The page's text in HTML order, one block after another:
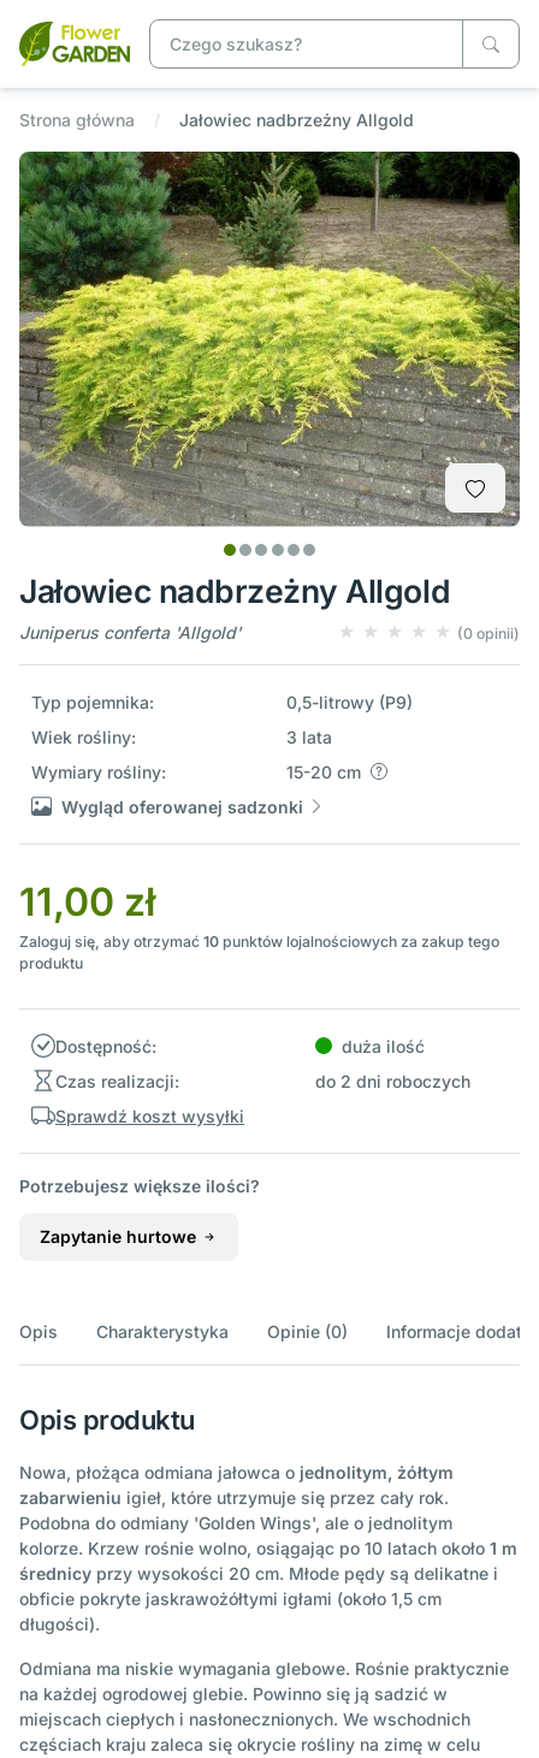
Strona główna Jałowiec nadbrzeżny Allgold
Jałowiec nadbrzeżny Allgold
Juniperus conferta 'Allgold' (0 opinii)
Typ pojemnika:
0,5-litrowy (P9)
Wiek rośliny:
3 lata
Wymiary rośliny:
15-20 cm
Wygląd oferowanej sadzonki
11,00 zł
Zaloguj się, aby otrzymać 10 punktów lojalnościowych za zakup tego
produktu
Dostępność:
duża ilość
Czas realizacji:
do 2 dni roboczych
Sprawdź koszt wysyłki
Potrzebujesz większe ilości?
Zapytanie hurtowe
Opis Charakterystyka Opinie (0) Informacje
Opis produktu
Nowa, płożąca odmiana jałowca o jednolitym, żółtym
zabarwieniu igieł, które utrzymuje się przez cały rok.
Podobna do odmiany 'Golden Wings', ale o jednolitym
kolorze. Krzew rośnie wolno, osiągając po 10 latach około 1 m
średnicy przy wysokości 20 cm. Młode pędy są delikatne i
obficie pokryte jaskrawożółtymi igłami (około 1,5 cm
długości).
Odmiana ma niskie wymagania glebowe. Rośnie praktycznie
na każdej ogrodowej glebie. Powinno się ją sadzić w
miejscach ciepłych i nasłonecznionych. We wschodnich
częściach kraju zaleca się okrycie rośliny na zimę w celu